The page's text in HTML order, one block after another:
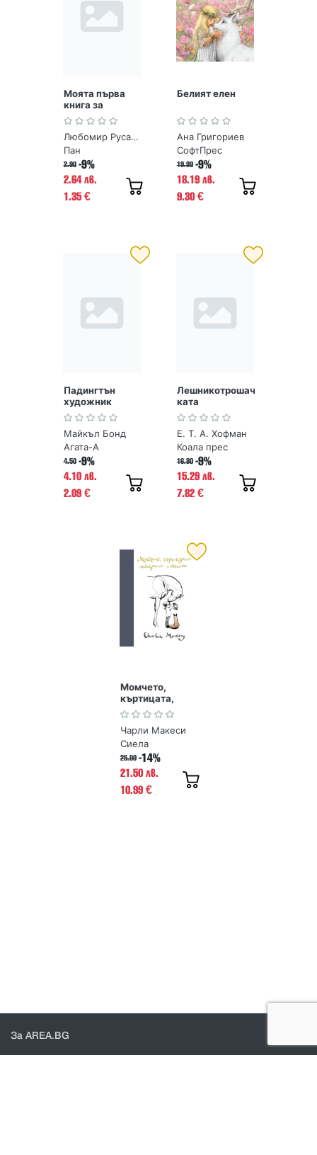
Моята първа
книга за
древните
чудеса на
България
Любомир Русанов
Пан
2.90 -9%
2.64 лв.
1.35 €
Белият елен
Ана Григориев
СофтПрес
19.99 -9%
18.19 лв.
9.30 €
Падингтън
художник
Майкъл Бонд
Агата-А
4.50 -9%
4.10 лв.
2.09 €
Лешникотрошач
ката
Е. Т. А. Хофман
Коала прес
16.80 -9%
15.29 лв.
7.82 €
Момчето,
къртицата,
лисицата и
конят
Чарли Макеси
Сиела
25.00 -14%
21.50 лв.
10.99 €
За AREA.BG